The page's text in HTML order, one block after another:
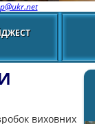
виховних